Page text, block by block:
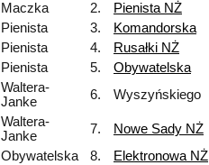
Maczka
2. Pienista NŻ
Pienista
3. Komandorska
Pienista
4. Rusałki NŻ
Pienista
5. Obywatelska
Waltera-
Janke
6.
Wyszyńskiego
Waltera-
Janke
7. Nowe Sady NŻ
Obywatelska 8. Elektronowa NŻ